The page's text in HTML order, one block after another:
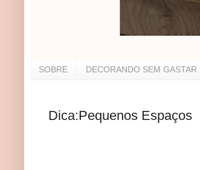
SOBRE DECORANDO SEM GASTAR
Dica:Pequenos Espaços